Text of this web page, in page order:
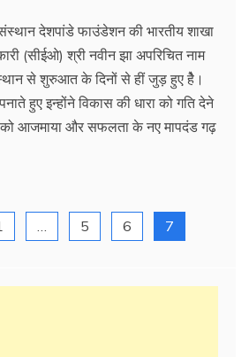
संस्थान देशपांडे फाउंडेशन की भारतीय शाखा
(सीईओ) श्री नवीन झा अपरिचित नाम
से शुरुआत के दिनों से हीं जुड़ हुए हैे।
हुए इन्होंने विकास की धारा को गति देने
को आजमाया और सफलता के नए मापदंड गढ़
… 5 6 7